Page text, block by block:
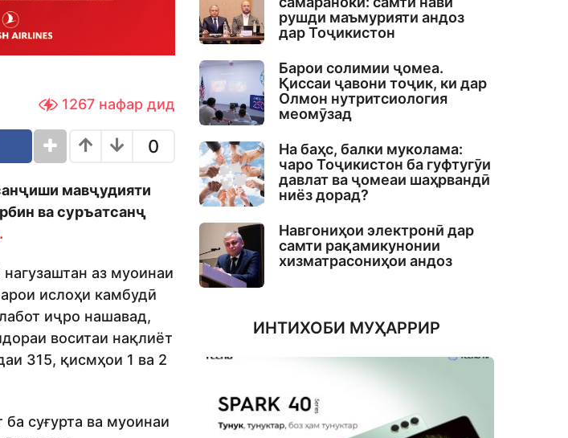
1267 нафар дид
0
мавҷудияти
ва суръатсанҷ
аз муоинаи
ислоҳи камбудӣ
иҷро нашавад,
воситаи нақлиёт
315, қисмҳои 1 ва 2
суғурта ва муоинаи
рушди маъмурияти андоз
дар Тоҷикистон
Барои солимии ҷомеа.
Қиссаи ҷавони тоҷик, ки дар
Олмон нутритсиология
меомӯзад
На баҳс, балки муколама:
чаро Тоҷикистон ба гуфтугӯи
давлат ва ҷомеаи шаҳрвандӣ
ниёз дорад?
Навгониҳои электронӣ дар
самти рақамикунонии
хизматрасониҳои андоз
ИНТИХОБИ МУҲАРРИР